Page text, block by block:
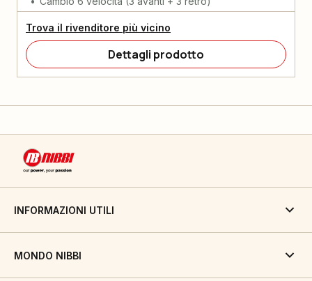
Trova il rivenditore più vicino
Dettagli prodotto
INFORMAZIONI UTILI
MONDO NIBBI